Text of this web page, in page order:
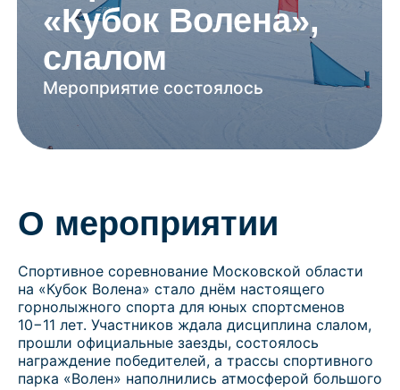
О мероприятии
Спортивное соревнование Московской области
на «Кубок Волена» стало днём настоящего
горнолыжного спорта для юных спортсменов
10−11 лет. Участников ждала дисциплина слалом,
прошли официальные заезды, состоялось
награждение победителей, а трассы спортивного
парка «Волен» наполнились атмосферой большого
Как вам мероприятие?
Расскажите, что понравилось —
мы учтём это в следующих
событиях